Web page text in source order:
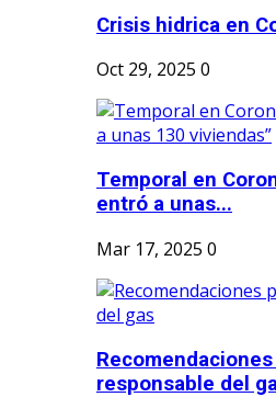
Crisis hidrica en
Oct 29, 2025 0
Temporal en
entró a unas...
Mar 17, 2025 0
responsable del